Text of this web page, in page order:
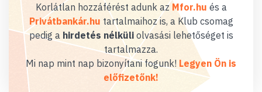
Korlátlan hozzáférést adunk az Mfor.hu és a
Privátbankár.hu tartalmaihoz is, a Klub csomag
pedig a hirdetés nélküliolvasási lehetőséget is
tartalmazza.
Mi nap mint nap bizonyítani fogunk! Legyen Ön is
előfizetőnk!